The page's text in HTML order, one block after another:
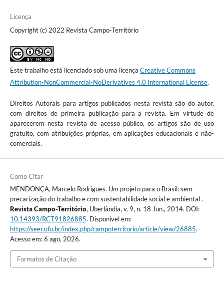
Licença
Copyright (c) 2022 Revista Campo-Território
Este trabalho está licenciado sob uma licença Creative Commons
Attribution-NonCommercial-NoDerivatives 4.0 International License.
Direitos Autorais para artigos publicados nesta revista são do autor,
com direitos de primeira publicação para a revista. Em virtude de
aparecerem nesta revista de acesso público, os artigos são de uso
gratuito, com atribuições próprias, em aplicações educacionais e não-
comerciais.
Como Citar
MENDONÇA, Marcelo Rodrigues. Um projeto para o Brasil: sem
precarização do trabalho e com sustentabilidade social e ambiental .
Revista Campo-Território, Uberlândia, v. 9, n. 18 Jun., 2014. DOI:
10.14393/RCT91826885. Disponível em:
https://seer.ufu.br/index.php/campoterritorio/article/view/26885.
Acesso em: 6 ago. 2026.
Formatos de Citação